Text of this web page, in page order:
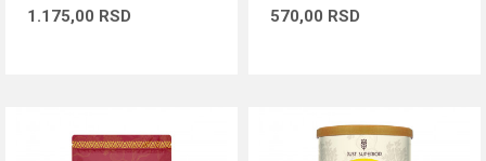
1.175,00 RSD 570,00 RSD